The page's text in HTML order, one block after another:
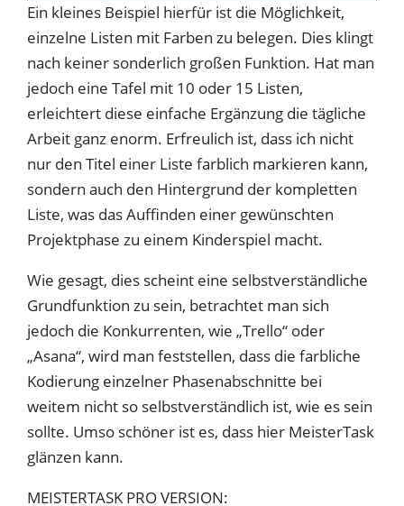
Ein kleines Beispiel hierfür ist die Möglichkeit,
einzelne Listen mit Farben zu belegen. Dies klingt
nach keiner sonderlich großen Funktion. Hat man
jedoch eine Tafel mit 10 oder 15 Listen,
erleichtert diese einfache Ergänzung die tägliche
Arbeit ganz enorm. Erfreulich ist, dass ich nicht
nur den Titel einer Liste farblich markieren kann,
sondern auch den Hintergrund der kompletten
Liste, was das Auffinden einer gewünschten
Projektphase zu einem Kinderspiel macht.
Wie gesagt, dies scheint eine selbstverständliche
Grundfunktion zu sein, betrachtet man sich
jedoch die Konkurrenten, wie „Trello“ oder
„Asana“, wird man feststellen, dass die farbliche
Kodierung einzelner Phasenabschnitte bei
weitem nicht so selbstverständlich ist, wie es sein
sollte. Umso schöner ist es, dass hier MeisterTask
glänzen kann.
MEISTERTASK PRO VERSION: